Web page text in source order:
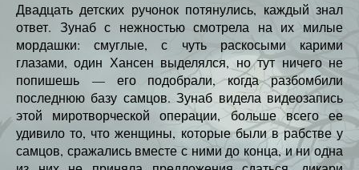
Двадцать детских ручонок потянулись, каждый знал
ответ. Зунаб с нежностью смотрела на их милые
мордашки: смуглые, с чуть раскосыми карими
глазами, один Хансен выделялся, но тут ничего не
попишешь — его подобрали, когда разбомбили
последнюю базу самцов. Зунаб видела видеозапись
этой миротворческой операции, больше всего ее
удивило то, что женщины, которые были в рабстве у
самцов, сражались вместе с ними до конца, и ни одна